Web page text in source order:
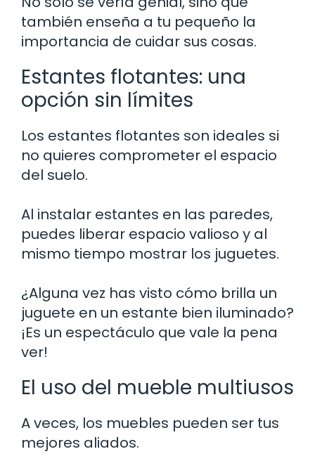
también enseña a tu pequeño la
importancia de cuidar sus cosas.
Estantes flotantes: una
opción sin límites
Los estantes flotantes son ideales si
no quieres comprometer el espacio
del suelo.
Al instalar estantes en las paredes,
puedes liberar espacio valioso y al
mismo tiempo mostrar los juguetes.
¿Alguna vez has visto cómo brilla un
juguete en un estante bien iluminado?
¡Es un espectáculo que vale la pena
ver!
El uso del mueble multiusos
A veces, los muebles pueden ser tus
mejores aliados.